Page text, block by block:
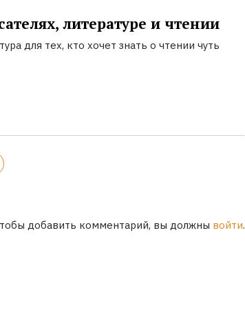
литературе и чтении
для тех, кто хочет знать о чтении чуть
добавить комментарий, вы должны войти.